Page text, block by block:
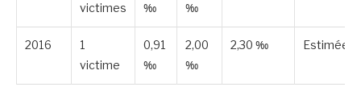
victimes
‰
‰
2016
1
victime
0,91
‰
2,00
‰
2,30 ‰ Estimée